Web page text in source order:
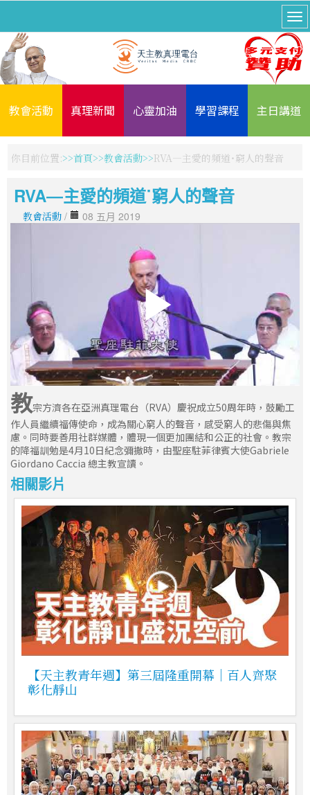
教會活動 真理新聞 心靈加油 學習課程 主日講道
你目前位置: 首頁 教會活動 RVA―主愛的頻道˙窮人的聲音
RVA―主愛的頻道˙窮人的聲音
教會活動 / 08 五月 2019
教宗方濟各在亞洲真理電台（RVA）慶祝成立50周年時，鼓勵工
作人員繼續福傳使命，成為關心窮人的聲音，感受窮人的悲傷與焦
慮。同時要善用社群媒體，體現一個更加團結和公正的社會。教宗
的降福訓勉是4月10日紀念彌撒時，由聖座駐菲律賓大使Gabriele
Giordano Caccia 總主教宣讀。
相關影片
【天主教青年週】第三屆隆重開幕｜百人齊聚
彰化靜山